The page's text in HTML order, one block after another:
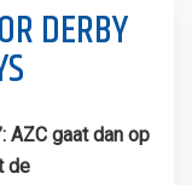
DERBY
AZC gaat dan op
de